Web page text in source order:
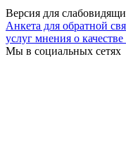
Версия для
Анкета для обратной
услуг мнения о
Мы в социальных сетях